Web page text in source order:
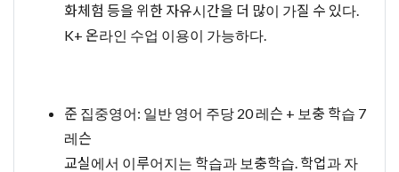
화체험 등을 위한 자유시간을 더 많이 가질 수 있다.
K+ 온라인 수업 이용이 가능하다.
준 집중영어: 일반 영어 주당 20 레슨 + 보충 학습 7
레슨
교실에서 이루어지는 학습과 보충학습. 학업과 자